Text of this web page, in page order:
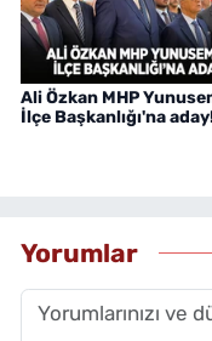
Ali Özkan MHP
İlçe Başkanlığı'na
Yorumlar